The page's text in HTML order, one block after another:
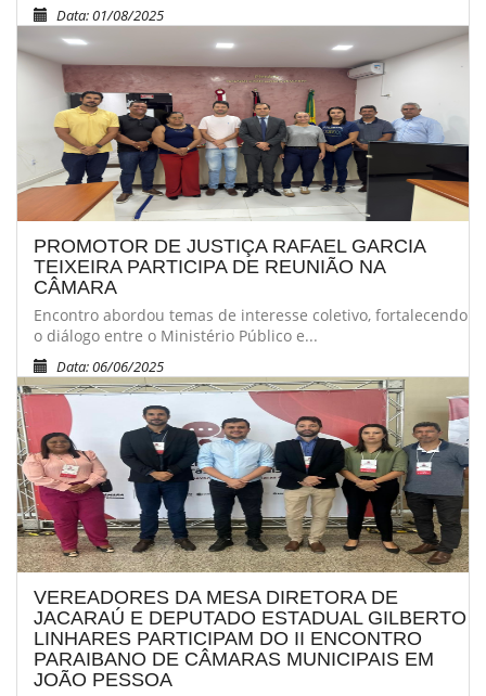
Data: 01/08/2025
PROMOTOR DE JUSTIÇA RAFAEL GARCIA
TEIXEIRA PARTICIPA DE REUNIÃO NA
CÂMARA
Encontro abordou temas de interesse coletivo, fortalecendo
o diálogo entre o Ministério Público e...
Data: 06/06/2025
VEREADORES DA MESA DIRETORA DE
JACARAÚ E DEPUTADO ESTADUAL GILBERTO
LINHARES PARTICIPAM DO II ENCONTRO
PARAIBANO DE CÂMARAS MUNICIPAIS EM
JOÃO PESSOA